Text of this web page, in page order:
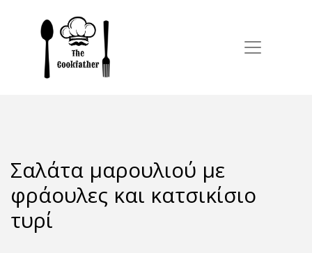
Σαλάτα μαρουλιού με
φράουλες και κατσικίσιο
τυρί